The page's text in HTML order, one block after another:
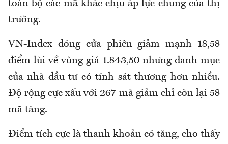
toàn bộ các mã khác chịu áp lực chung của thị
trường.
VN-Index đóng cửa phiên giảm mạnh 18,58
điểm lùi về vùng giá 1.843,50 nhưng danh mục
của nhà đầu tư có tính sát thương hơn nhiều.
Độ rộng cực xấu với 267 mã giảm chỉ còn lại 58
mã tăng.
Điểm tích cực là thanh khoản có tăng, cho thấy